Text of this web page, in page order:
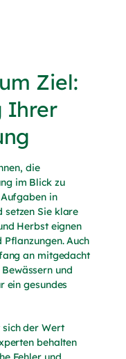
Ziel:
Ihrer
die
im Blick zu
in
setzen Sie klare
Herbst eignen
Auch
an mitgedacht
und
ein gesundes
der Wert
behalten